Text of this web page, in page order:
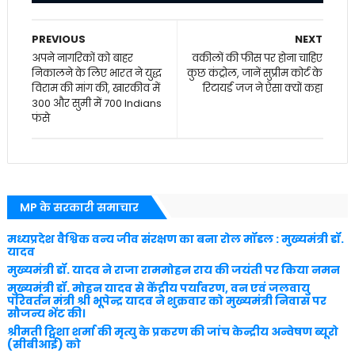
NEXT
वकीलों की फीस पर होना चाहिए
कुछ कंट्रोल, जानें सुप्रीम कोर्ट के
रिटायर्ड जज ने ऐसा क्यों कहा
PREVIOUS
अपने नागरिकों को बाहर
निकालने के लिए भारत ने युद्ध
विराम की मांग की, खारकीव में
300 और सुमी में 700 Indians
फंसे
MP के सरकारी समाचार
मध्यप्रदेश वैश्विक वन्य जीव संरक्षण का बना रोल मॉडल : मुख्यमंत्री डॉ.
यादव
मुख्यमंत्री डॉ. यादव ने राजा राममोहन राय की जयंती पर किया नमन
मुख्यमंत्री डॉ. मोहन यादव से केंद्रीय पर्यावरण, वन एवं जलवायु
परिवर्तन मंत्री श्री भूपेन्द्र यादव ने शुक्रवार को मुख्यमंत्री निवास पर
सौजन्य भेंट की।
श्रीमती ट्विशा शर्मा की मृत्यु के प्रकरण की जांच केन्द्रीय अन्वेषण ब्यूरो
(सीबीआई) को